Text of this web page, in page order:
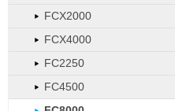
FCX2000
FCX4000
FC2250
FC4500